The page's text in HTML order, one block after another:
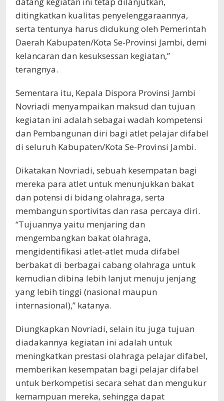
ditingkatkan kualitas penyelenggaraannya,
serta tentunya harus didukung oleh Pemerintah
Daerah Kabupaten/Kota Se-Provinsi Jambi, demi
kelancaran dan kesuksessan kegiatan,”
terangnya.
Sementara itu, Kepala Dispora Provinsi Jambi
Novriadi menyampaikan maksud dan tujuan
kegiatan ini adalah sebagai wadah kompetensi
dan Pembangunan diri bagi atlet pelajar difabel
di seluruh Kabupaten/Kota Se-Provinsi Jambi.
Dikatakan Novriadi, sebuah kesempatan bagi
mereka para atlet untuk menunjukkan bakat
dan potensi di bidang olahraga, serta
membangun sportivitas dan rasa percaya diri.
“Tujuannya yaitu menjaring dan
mengembangkan bakat olahraga,
mengidentifikasi atlet-atlet muda difabel
berbakat di berbagai cabang olahraga untuk
kemudian dibina lebih lanjut menuju jenjang
yang lebih tinggi (nasional maupun
internasional),” katanya.
Diungkapkan Novriadi, selain itu juga tujuan
diadakannya kegiatan ini adalah untuk
meningkatkan prestasi olahraga pelajar difabel,
memberikan kesempatan bagi pelajar difabel
untuk berkompetisi secara sehat dan mengukur
kemampuan mereka, sehingga dapat